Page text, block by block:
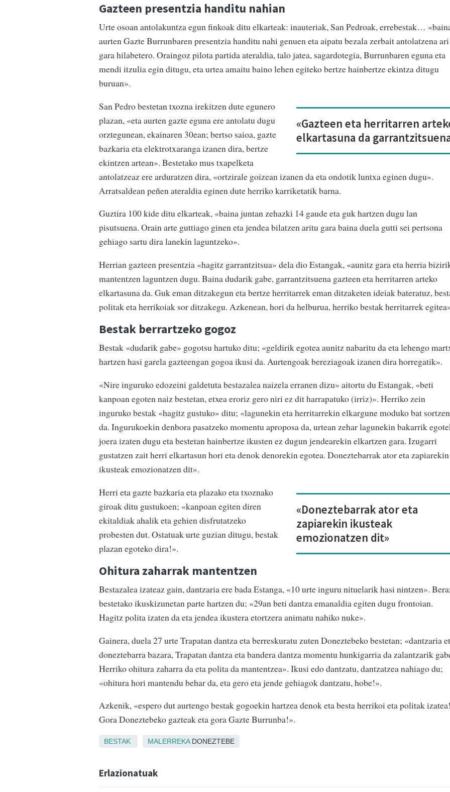
Gazteen presentzia handitu nahian
Urte osoan antolakuntza egun finkoak ditu elkarteak: inauteriak, San Pedroak, errebestak…
aurten Gazte Burrunbaren presentzia handitu nahi genuen eta aipatu bezala zerbait antolatzena ari
gara hilabetero. Oraingoz pilota partida ateraldia, talo jatea, sagardotegia, Burrunbaren eguna eta
mendi itzulia egin ditugu, eta urtea amaitu baino lehen egiteko bertze hainbertze ekintza ditugu
buruan».
«Gazteen eta herritarren
elkartasuna da
San Pedro bestetan txozna irekitzen dute egunero
plazan, «eta aurten gazte eguna ere antolatu dugu
orztegunean, ekainaren 30ean; bertso saioa, gazte
bazkaria eta elektrotxaranga izanen dira, bertze
ekintzen artean». Bestetako mus txapelketa
antolatzeaz ere arduratzen dira, «ortzirale goizean izanen da eta ondotik luntxa eginen dugu».
Arratsaldean peñen ateraldia eginen dute herriko karriketatik barna.
Guztira 100 kide ditu elkarteak, «baina juntan zehazki 14 gaude eta guk hartzen dugu lan
pisutsuena. Orain arte guttiago ginen eta jendea bilatzen aritu gara baina duela gutti sei pertsona
gehiago sartu dira lanekin laguntzeko».
Herrian gazteen presentzia «hagitz garrantzitsua» dela dio Estangak, «aunitz gara eta herria
mantentzen laguntzen dugu. Baina dudarik gabe, garrantzitsuena gazteen eta herritarren arteko
elkartasuna da. Guk eman ditzakegun eta bertze herritarrek eman ditzaketen ideiak bateratuz,
politak eta herrikoiak sor ditzakegu. Azkenean, hori da helburua, herriko bestak herritarrek
Bestak berrartzeko gogoz
Bestak «dudarik gabe» gogotsu hartuko ditu; «geldirik egotea aunitz nabaritu da eta lehengo
hartzen hasi garela gazteengan gogoa ikusi da. Aurtengoak bereziagoak izanen dira horregatik».
«Nire inguruko edozeini galdetuta bestazalea naizela erranen dizu» aitortu du Estangak, «beti
kanpoan egoten naiz bestetan, etxea eroriz gero niri ez dit harrapatuko (irriz)». Herriko zein
inguruko bestak «hagitz gustuko» ditu; «lagunekin eta herritarrekin elkargune moduko bat sortzen
da. Ingurukoekin denbora pasatzeko momentu aproposa da, urtean zehar lagunekin bakarrik
joera izaten dugu eta bestetan hainbertze ikusten ez dugun jendearekin elkartzen gara. Izugarri
gustatzen zait herri elkartasun hori eta denok denorekin egotea. Doneztebarrak ator eta zapiarekin
ikusteak emozionatzen dit».
«Doneztebarrak ator eta
zapiarekin ikusteak
emozionatzen dit»
Herri eta gazte bazkaria eta plazako eta txoznako
giroak ditu gustukoen; «kanpoan egiten diren
ekitaldiak ahalik eta gehien disfrutatzeko
probesten dut. Ostatuak urte guzian ditugu, bestak
plazan egoteko dira!».
Ohitura zaharrak mantentzen
Bestazalea izateaz gain, dantzaria ere bada Estanga, «10 urte inguru nituelarik hasi nintzen».
bestetako ikuskizunetan parte hartzen du; «29an beti dantza emanaldia egiten dugu frontoian.
Hagitz polita izaten da eta jendea ikustera etortzera animatu nahiko nuke».
Gainera, duela 27 urte Trapatan dantza eta berreskuratu zuten Doneztebeko bestetan; «dantzaria
doneztebarra bazara, Trapatan dantza eta bandera dantza momentu hunkigarria da zalantzarik
Herriko ohitura zaharra da eta polita da mantentzea». Ikusi edo dantzatu, dantzatzea nahiago du;
«ohitura hori mantendu behar da, eta gero eta jende gehiagok dantzatu, hobe!».
Azkenik, «espero dut aurtengo bestak gogoekin hartzea denok eta besta herrikoi eta politak izatea!
Gora Doneztebeko gazteak eta gora Gazte Burrunba!».
BESTAK MALERREKADONEZTEBE
Erlazionatuak